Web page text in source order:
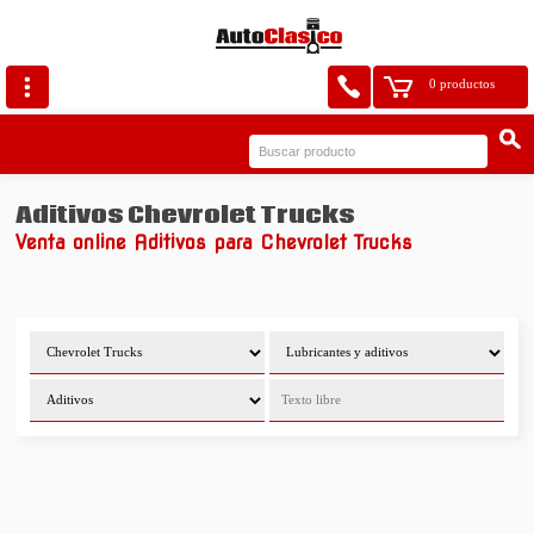
0 productos
Aditivos Chevrolet Trucks
Venta online Aditivos para Chevrolet Trucks